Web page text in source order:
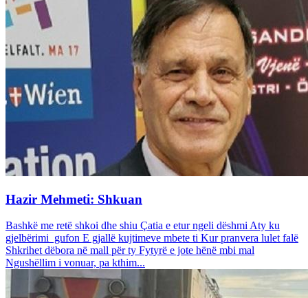
Hazir Mehmeti: Shkuan
Bashkë me retë shkoi dhe shiu Çatia e etur ngeli dëshmi Aty ku
gjelbërimi gufon E gjallë kujtimeve mbete ti Kur pranvera lulet falë
Shkrihet dëbora në mall për ty Fytyrë e jote hënë mbi mal
Ngushëllim i vonuar, pa kthim...